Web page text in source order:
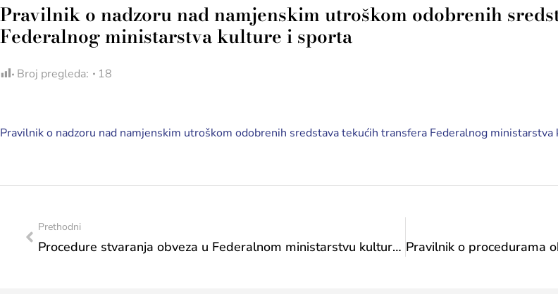
Pravilnik o nadzoru nad namjenskim utroškom odobrenih
Federalnog ministarstva kulture i sporta
Broj pregleda: 18
Pravilnik o nadzoru nad namjenskim utroškom odobrenih sredstava tekućih transfera Federalnog
Prethodni
Procedure stvaranja obveza u Federalnom ministarstvu kulture i sporta